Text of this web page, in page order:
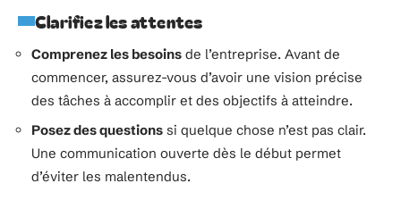
Clarifiez les attentes
Comprenez les besoins de l’entreprise. Avant de
commencer, assurez-vous d’avoir une vision précise
des tâches à accomplir et des objectifs à atteindre.
Posez des questions si quelque chose n’est pas clair.
Une communication ouverte dès le début permet
d’éviter les malentendus.